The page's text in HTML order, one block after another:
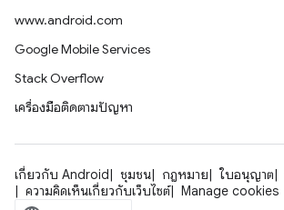
www.android.com
Google Mobile Services
Stack Overflow
เครื่องมือติดตามปัญหา
เกี่ยวกับ Android ชุมชน กฎหมาย ใบอนุญาต
ความคิดเห็นเกี่ยวกับเว็บไซต์
Manage cookies